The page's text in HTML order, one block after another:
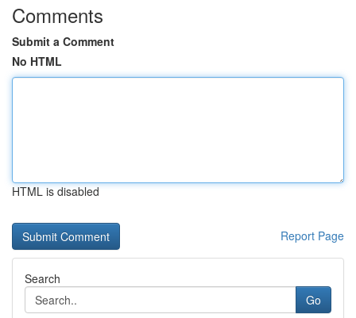
Comments
Submit a Comment
No HTML
HTML is disabled
Report Page
Search
Go